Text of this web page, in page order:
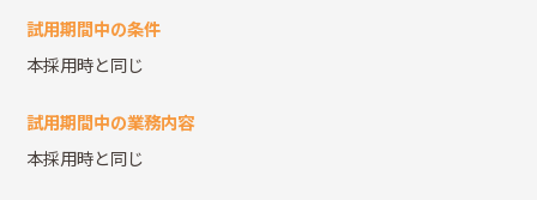
試用期間中の条件
本採用時と同じ
試用期間中の業務内容
本採用時と同じ